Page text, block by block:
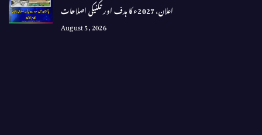
اعلان، 2027ء کا ہدف اور تکنیکی اصلاحات
August 5, 2026